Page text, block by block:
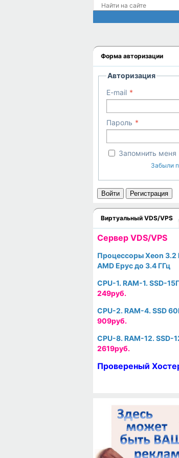
Форма авторизации
Авторизация
E-mail
Пароль
Запомнить меня
Забыли
Войти Регистрация
Виртуальный VDS/VPS
Cервер VDS/VPS
Процессоры Xeon 3.2
AMD Epyc до 3.4 ГГц
CPU-1. RAM-1. SSD-
249руб.
CPU-2. RAM-4. SSD
909руб.
CPU-8. RAM-12. SSD-
2619руб.
Провереный